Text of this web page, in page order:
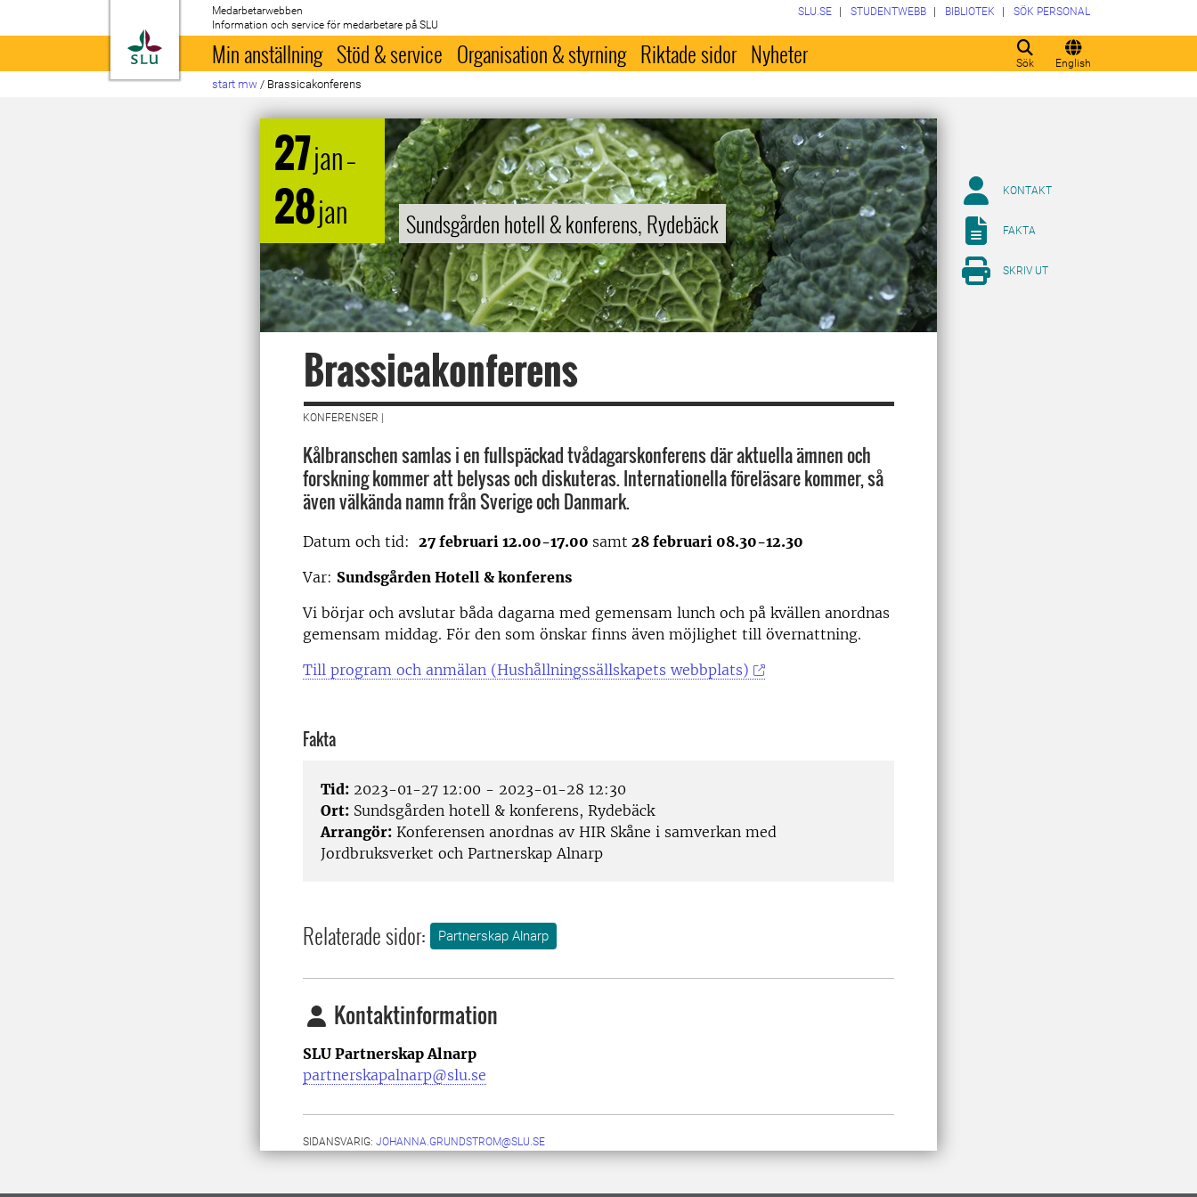
Till startsida
Medarbetarwebben
Information och service för medarbetare på SLU
Sök English
SLU.SE STUDENTWEBB BIBLIOTEK SÖK PERSONAL
Min anställning Stöd & service Organisation & styrning Riktade sidor Nyheter
start mw / Brassicakonferens
27jan–
28jan Sundsgården hotell & konferens, Rydebäck
Brassicakonferens
KONFERENSER |
Kålbranschen samlas i en fullspäckad tvådagarskonferens där aktuella ämnen och
forskning kommer att belysas och diskuteras. Internationella föreläsare kommer, så
även välkända namn från Sverige och Danmark.
Datum och tid: 27 februari 12.00-17.00 samt 28 februari 08.30-12.30
Var: Sundsgården Hotell & konferens
Vi börjar och avslutar båda dagarna med gemensam lunch och på kvällen anordnas
gemensam middag. För den som önskar finns även möjlighet till övernattning.
Till program och anmälan (Hushållningssällskapets webbplats)
Fakta
Tid: 2023-01-27 12:00 - 2023-01-28 12:30
Ort: Sundsgården hotell & konferens, Rydebäck
Arrangör: Konferensen anordnas av HIR Skåne i samverkan med
Jordbruksverket och Partnerskap Alnarp
Relaterade sidor: Partnerskap Alnarp
Kontaktinformation
SLU Partnerskap Alnarp
partnerskapalnarp@slu.se
SIDANSVARIG: JOHANNA.GRUNDSTROM@SLU.SE
KONTAKT
FAKTA
SKRIV UT